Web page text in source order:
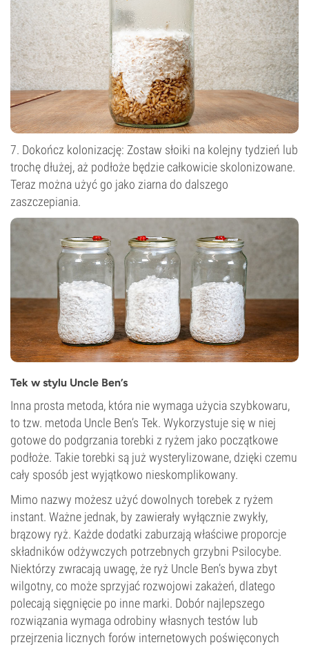
7. Dokończ kolonizację: Zostaw słoiki na kolejny tydzień lub
trochę dłużej, aż podłoże będzie całkowicie skolonizowane.
Teraz można użyć go jako ziarna do dalszego
zaszczepiania.
Tek w stylu Uncle Ben’s
Inna prosta metoda, która nie wymaga użycia szybkowaru,
to tzw. metoda Uncle Ben’s Tek. Wykorzystuje się w niej
gotowe do podgrzania torebki z ryżem jako początkowe
podłoże. Takie torebki są już wysterylizowane, dzięki czemu
cały sposób jest wyjątkowo nieskomplikowany.
Mimo nazwy możesz użyć dowolnych torebek z ryżem
instant. Ważne jednak, by zawierały wyłącznie zwykły,
brązowy ryż. Każde dodatki zaburzają właściwe proporcje
składników odżywczych potrzebnych grzybni Psilocybe.
Niektórzy zwracają uwagę, że ryż Uncle Ben’s bywa zbyt
wilgotny, co może sprzyjać rozwojowi zakażeń, dlatego
polecają sięgnięcie po inne marki. Dobór najlepszego
rozwiązania wymaga odrobiny własnych testów lub
przejrzenia licznych forów internetowych poświęconych